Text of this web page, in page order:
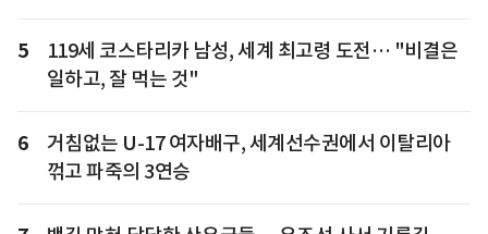
5
119세 코스타리카 남성, 세계 최고령 도전… "비결은
일하고, 잘 먹는 것"
6
거침없는 U-17 여자배구, 세계선수권에서 이탈리아
꺾고 파죽의 3연승